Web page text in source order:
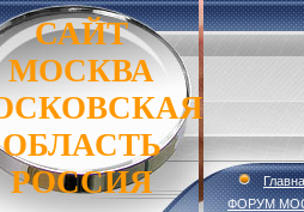
САЙТ
МОСКВА
ОБЛАСТЬ
РОССИЯ
ФОРУМ